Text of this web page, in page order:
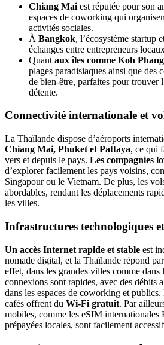
Chiang Mai est réputée pour son
espaces de coworking qui
activités sociales.
À Bangkok, l’écosystème startup
échanges entre entrepreneurs
Quant aux îles comme Koh
plages paradisiaques ainsi que des
de bien-être, parfaites pour trouver
détente.
Connectivité internationale et
La Thaïlande dispose d’aéroports
Chiang Mai, Phuket et Pattaya, ce qui
vers et depuis le pays. Les compagnies
d’explorer facilement les pays voisins,
Singapour ou le Vietnam. De plus, les
abordables, rendant les déplacements
les villes.
Infrastructures technologiques
Un accès Internet rapide et stable est
nomade digital, et la Thaïlande répond
effet, dans les grandes villes comme dans
connexions sont rapides, avec des débits
dans les espaces de coworking et
cafés offrent du Wi-Fi gratuit. Par
mobiles, comme les eSIM
prépayées locales, sont facilement